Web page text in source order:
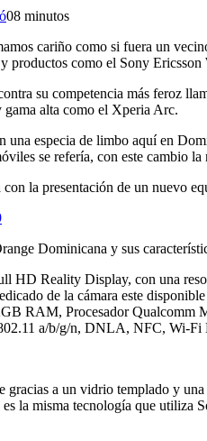
08 minutos
cariño como si fuera un
productos como el Sony
su competencia más feroz
alta como el Xperia Arc.
una especia de limbo aquí en
se refería, con este cambio
la presentación de un nuevo
Dominicana y sus
HD Reality Display, con una
de la cámara este
RAM, Procesador
a/b/g/n, DNLA, NFC, Wi-
gracias a un vidrio templado y
la misma tecnología que utiliza